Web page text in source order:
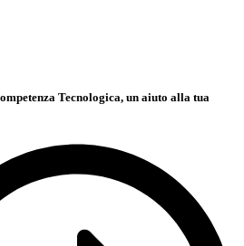
Tecnologica, un aiuto alla tua